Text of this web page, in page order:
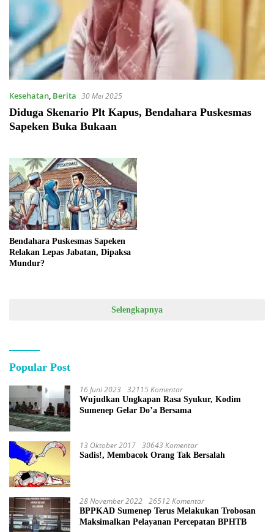
Kesehatan, Berita 30 Mei 2025
Diduga Skenario Plt Kapus, Bendahara Puskesmas
Sapeken Buka Bukaan
Bendahara Puskesmas Sapeken
Relakan Lepas Jabatan, Dipaksa
Mundur?
Selengkapnya
Popular Post
16 Juni 2023 32115 Komentar
Wujudkan Ungkapan Rasa Syukur, Kodim
Sumenep Gelar Do’a Bersama
13 Oktober 2017 30643 Komentar
Sadis!, Membacok Orang Tak Bersalah
28 November 2022 26512 Komentar
BPPKAD Sumenep Terus Melakukan Trobosan
Maksimalkan Pelayanan Percepatan BPHTB